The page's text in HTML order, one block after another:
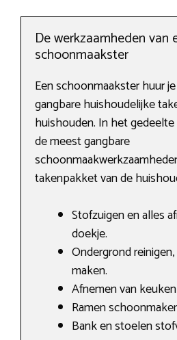
De werkzaamheden van
schoonmaakster
Een schoonmaakster huur
gangbare huishoudelijke
huishouden. In het
de meest gangbare
takenpakket van de
Stofzuigen en alles
doekje.
Ondergrond
maken.
Afnemen van
Ramen
Bank en stoelen